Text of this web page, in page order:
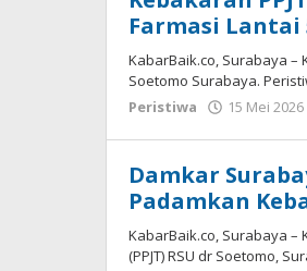
Farmasi Lantai
KabarBaik.co, Surabaya –
Soetomo Surabaya.
Peristiwa
15 Mei 2026
Damkar
Padamkan
KabarBaik.co, Surabaya –
(PPJT) RSU dr Soetomo,